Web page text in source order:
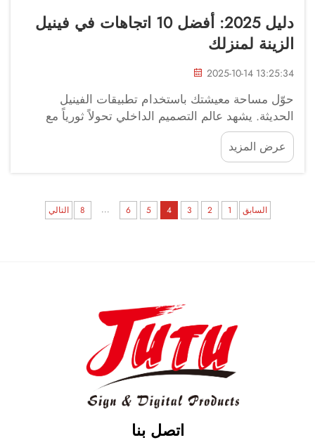
دليل 2025: أفضل 10 اتجاهات في فينيل
الزينة لمنزلك
2025-10-14 13:25:34
حوّل مساحة معيشتك باستخدام تطبيقات الفينيل
الحديثة. يشهد عالم التصميم الداخلي تحولاً ثورياً مع
اكتشاف أصحاب المنازل لمدى تنوع وجمالية أفلام
التصفيح البارد. وقد أصبح هذا المATERIAL المبتكر...
عرض المزيد
السابق 1
2
3
4
5
6
...
8 التالي
اتصل بنا